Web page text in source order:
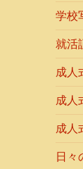
学校
就活
成人
成人
成人
日々